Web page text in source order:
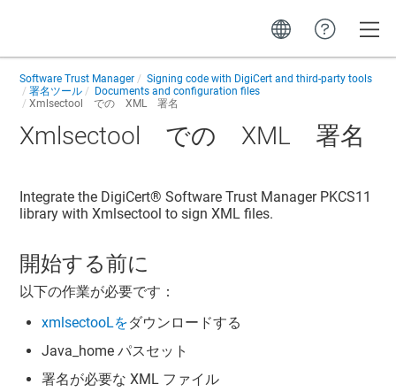
Software Trust Manager
Signing code with DigiCert and third-party tools
署名ツール
Documents and configuration files
Xmlsectool での XML 署名
Xmlsectool での XML 署名
Integrate the DigiCert​​®​​ Software Trust ManagerPKCS11
library with Xmlsectool to sign XML files.
開始する前に
以下の作業が必要です：
xmlsectooLをダウンロードする
Java_home パスセット
署名が必要な XML ファイル